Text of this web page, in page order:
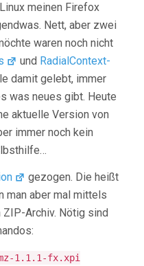
meinen Firefox
Nett, aber zwei
waren noch nicht
und RadialContext-
damit gelebt, immer
was neues gibt. Heute
aktuelle Version von
immer noch kein
gezogen. Die heißt
man aber mal mittels
Archiv. Nötig sind
1.1.1-fx.xpi